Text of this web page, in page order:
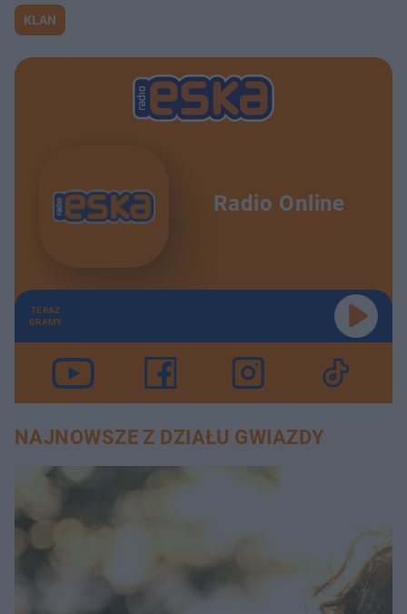
KLAN
Radio Online
TERAZ
GRAMY
NAJNOWSZE Z DZIAŁU GWIAZDY